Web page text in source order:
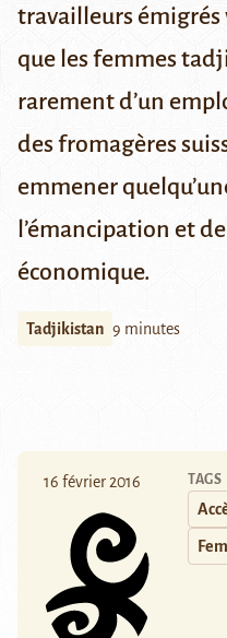
travailleurs émigrés
que les femmes
rarement d’un
des fromagères
emmener
l’émancipation et
économique.
Tadjikistan 9 minutes
16 février 2016 TAGS